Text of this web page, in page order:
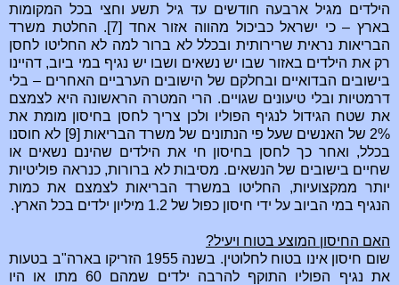
הילדים מגיל ארבעה חודשים עד גיל תשע וחצי בכל המקומות
בארץ – כי ישראל כביכול מהווה אזור אחד [7]. החלטת משרד
הבריאות נראית שרירותית ובכלל לא ברור למה לא החליטו לחסן
רק את הילדים באזור שבו יש נשאים ושבו יש נגיף במי ביוב, דהיינו
בישובים הבדואיים ובחלקם של הישובים הערביים האחרים – בלי
דרמטיות ובלי טיעונים שגויים. הרי המטרה הראשונה היא לצמצם
את שטח הגידול לנגיף הפוליו ולכן צריך לחסן בחיסון מומת את
2% של האנשים שעל פי הנתונים של משרד הבריאות [9] לא חוסנו
בכלל, ואחר כך לחסן בחיסון חי את הילדים שהינם נשאים או
שחיים בישובים של הנשאים. מסיבות לא ברורות, כנראה פוליטיות
יותר ממקצועיות, החליטו במשרד הבריאות לצמצם את כמות
הנגיף במי הביוב על ידי חיסון כפול של 1.2 מיליון ילדים בכל הארץ.
האם החיסון המוצע בטוח ויעיל?
שום חיסון אינו בטוח לחלוטין. בשנה 1955 הזריקו בארה"ב בטעות
את נגיף הפוליו התוקף להרבה ילדים שמהם 60 מתו או היו